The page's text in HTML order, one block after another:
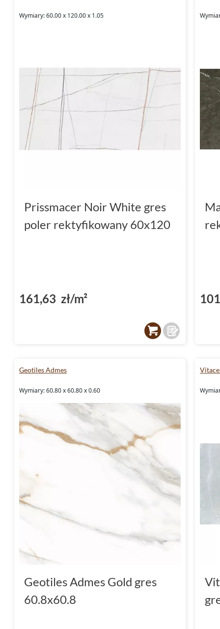
Wymiary: 60.00 x 120.00 x 1.05
Prissmacer Noir White gres
poler rektyfikowany 60x120
161,63 zł/m²
Geotiles Admes
Wymiary: 60.80 x 60.80 x 0.60
Geotiles Admes Gold gres
60.8x60.8